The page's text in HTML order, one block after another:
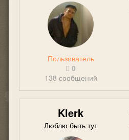
Пользователь
0
138 сообщений
Klerk
Люблю быть тут